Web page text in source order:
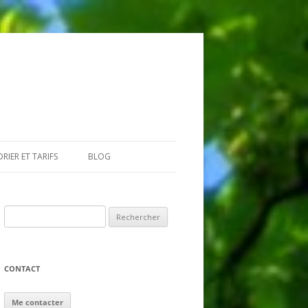
ET TARIFS BLOG
CONTACT
Me contacter